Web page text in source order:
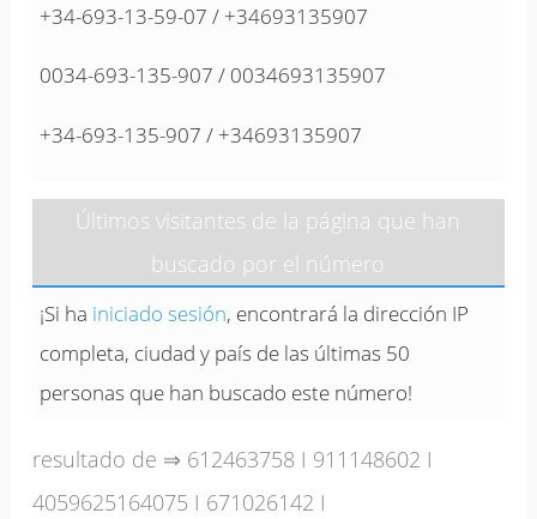
+34-693-13-59-07 / +34693135907
0034-693-135-907 / 0034693135907
+34-693-135-907 / +34693135907
Últimos visitantes de la página que han
buscado por el número
¡Si ha iniciado sesión, encontrará la dirección IP
completa, ciudad y país de las últimas 50
personas que han buscado este número!
resultado de ⇒ 612463758 I 911148602 I
4059625164075 I 671026142 I